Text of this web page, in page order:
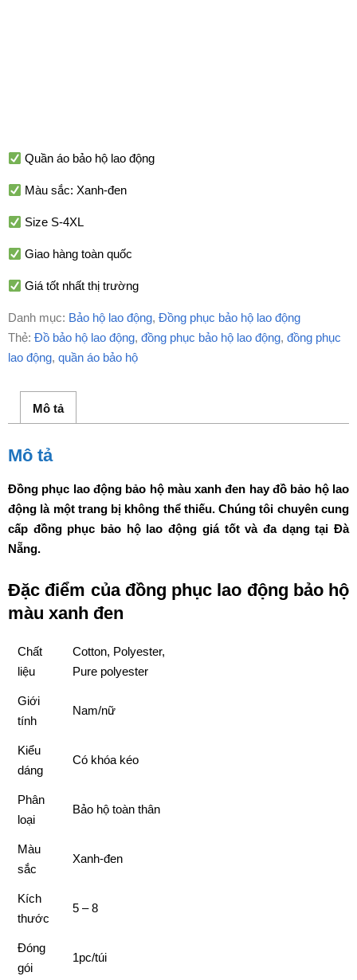
Quần áo bảo hộ lao động
Màu sắc: Xanh-đen
Size S-4XL
Giao hàng toàn quốc
Giá tốt nhất thị trường
Danh mục: Bảo hộ lao động, Đồng phục bảo hộ lao động
Thẻ: Đồ bảo hộ lao động, đồng phục bảo hộ lao động, đồng phục
lao động, quần áo bảo hộ
Mô tả
Mô tả
Đồng phục lao động bảo hộ màu xanh đen hay đồ bảo hộ lao
động là một trang bị không thể thiếu. Chúng tôi chuyên cung
cấp đồng phục bảo hộ lao động giá tốt và đa dạng tại Đà
Nẵng.
Đặc điểm của đồng phục lao động bảo hộ
màu xanh đen
Chất
liệu
Cotton, Polyester,
Pure polyester
Giới
tính
Nam/nữ
Kiểu
dáng
Có khóa kéo
Phân
loại
Bảo hộ toàn thân
Màu
sắc
Xanh-đen
Kích
thước
5 – 8
Đóng
gói
1pc/túi